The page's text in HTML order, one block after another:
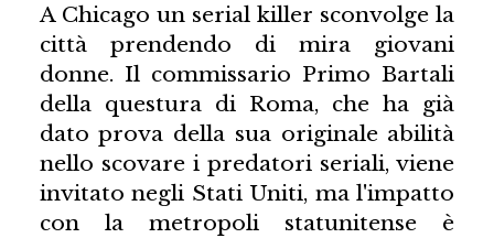
A Chicago un serial killer sconvolge la
città prendendo di mira giovani
donne. Il commissario Primo Bartali
della questura di Roma, che ha già
dato prova della sua originale abilità
nello scovare i predatori seriali, viene
invitato negli Stati Uniti, ma l'impatto
con la metropoli statunitense è